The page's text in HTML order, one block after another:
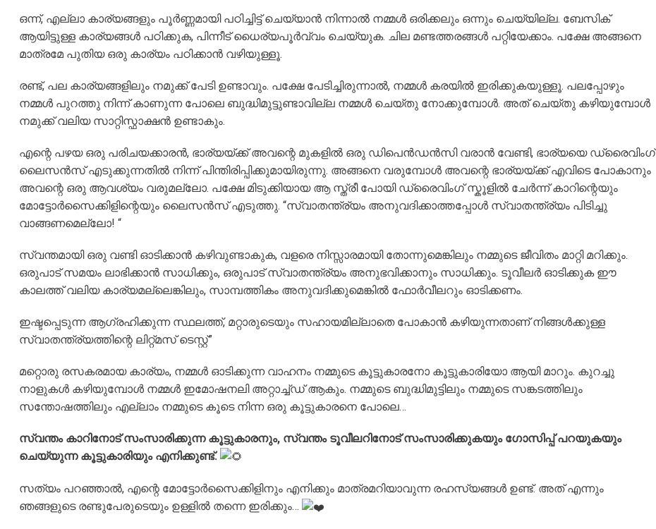
ഒന്ന്, എല്ലാ കാര്യങ്ങളും പൂർണ്ണമായി പഠിച്ചിട്ട് ചെയ്യാൻ നിന്നാൽ നമ്മൾ ഒരിക്കലും ഒന്നും ചെയ്യില്ല. ബേസിക്
ആയിട്ടുള്ള കാര്യങ്ങൾ പഠിക്കുക, പിന്നീട് ധൈര്യപൂർവ്വം ചെയ്യുക. ചില മണ്ടത്തരങ്ങൾ പറ്റിയേക്കാം. പക്ഷേ അങ്ങനെ
മാത്രമേ പുതിയ ഒരു കാര്യം പഠിക്കാൻ വഴിയുള്ളൂ.
രണ്ട്, പല കാര്യങ്ങളിലും നമുക്ക് പേടി ഉണ്ടാവും. പക്ഷേ പേടിച്ചിരുന്നാൽ, നമ്മൾ കരയിൽ ഇരിക്കുകയുള്ളൂ. പലപ്പോഴും
നമ്മൾ പുറത്തു നിന്ന് കാണുന്ന പോലെ ബുദ്ധിമുട്ടുണ്ടാവില്ല നമ്മൾ ചെയ്തു നോക്കുമ്പോൾ. അത് ചെയ്തു കഴിയുമ്പോൾ
നമുക്ക് വലിയ സാറ്റിസ്ഫാക്ഷൻ ഉണ്ടാകും.
എന്റെ പഴയ ഒരു പരിചയക്കാരൻ, ഭാര്യയ്ക്ക് അവന്റെ മുകളിൽ ഒരു ഡിപെൻഡൻസി വരാൻ വേണ്ടി, ഭാര്യയെ ഡ്രൈവിംഗ്
ലൈസൻസ് എടുക്കുന്നതിൽ നിന്ന് പിന്തിരിപ്പിക്കുമായിരുന്നു. അങ്ങനെ വരുമ്പോൾ അവന്റെ ഭാര്യയ്ക്ക് എവിടെ പോകാനും
അവന്റെ ഒരു ആവശ്യം വരുമല്ലോ. പക്ഷേ മിടുക്കിയായ ആ സ്ത്രീ പോയി ഡ്രൈവിംഗ് സ്കൂളിൽ ചേർന്ന് കാറിന്റെയും
മോട്ടോർസൈക്കിളിന്റെയും ലൈസൻസ് എടുത്തു. “സ്വാതന്ത്ര്യം അനുവദിക്കാത്തപ്പോൾ സ്വാതന്ത്ര്യം പിടിച്ചു
വാങ്ങണമെല്ലോ! “
സ്വന്തമായി ഒരു വണ്ടി ഓടിക്കാൻ കഴിവുണ്ടാകുക, വളരെ നിസ്സാരമായി തോന്നുമെങ്കിലും നമ്മുടെ ജീവിതം മാറ്റി മറിക്കും.
ഒരുപാട് സമയം ലാഭിക്കാൻ സാധിക്കും, ഒരുപാട് സ്വാതന്ത്ര്യം അനുഭവിക്കാനും സാധിക്കും. ടൂവീലർ ഓടിക്കുക ഈ
കാലത്ത് വലിയ കാര്യമല്ലെങ്കിലും, സാമ്പത്തികം അനുവദിക്കുമെങ്കിൽ ഫോർവീലറും ഓടിക്കണം.
ഇഷ്ടപ്പെടുന്ന ആഗ്രഹിക്കുന്ന സ്ഥലത്ത്, മറ്റാരുടെയും സഹായമില്ലാതെ പോകാൻ കഴിയുന്നതാണ് നിങ്ങൾക്കുള്ള
സ്വാതന്ത്ര്യത്തിന്റെ ലിറ്റ്മസ് ടെസ്റ്റ്”
മറ്റൊരു രസകരമായ കാര്യം, നമ്മൾ ഓടിക്കുന്ന വാഹനം നമ്മുടെ കൂട്ടുകാരനോ കൂട്ടുകാരിയോ ആയി മാറും. കുറച്ചു
നാളുകൾ കഴിയുമ്പോൾ നമ്മൾ ഇമോഷനലി അറ്റാച്ച്ഡ് ആകും. നമ്മുടെ ബുദ്ധിമുട്ടിലും നമ്മുടെ സങ്കടത്തിലും
സന്തോഷത്തിലും എല്ലാം നമ്മുടെ കൂടെ നിന്ന ഒരു കൂട്ടുകാരനെ പോലെ…
സ്വന്തം കാറിനോട് സംസാരിക്കുന്ന കൂട്ടുകാരനും, സ്വന്തം ടൂവീലറിനോട് സംസാരിക്കുകയും ഗോസിപ്പ് പറയുകയും
ചെയ്യുന്ന കൂട്ടുകാരിയും എനിക്കുണ്ട്.
സത്യം പറഞ്ഞാൽ, എന്റെ മോട്ടോർസൈക്കിളിനും എനിക്കും മാത്രമറിയാവുന്ന രഹസ്യങ്ങൾ ഉണ്ട്. അത് എന്നും
ഞങ്ങളുടെ രണ്ടുപേരുടെയും ഉള്ളിൽ തന്നെ ഇരിക്കും…